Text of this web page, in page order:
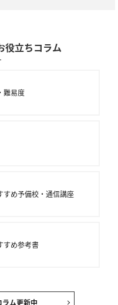
役立ちコラム
難易度
すめ予備校・通信講座
すめ参考書
ム更新中